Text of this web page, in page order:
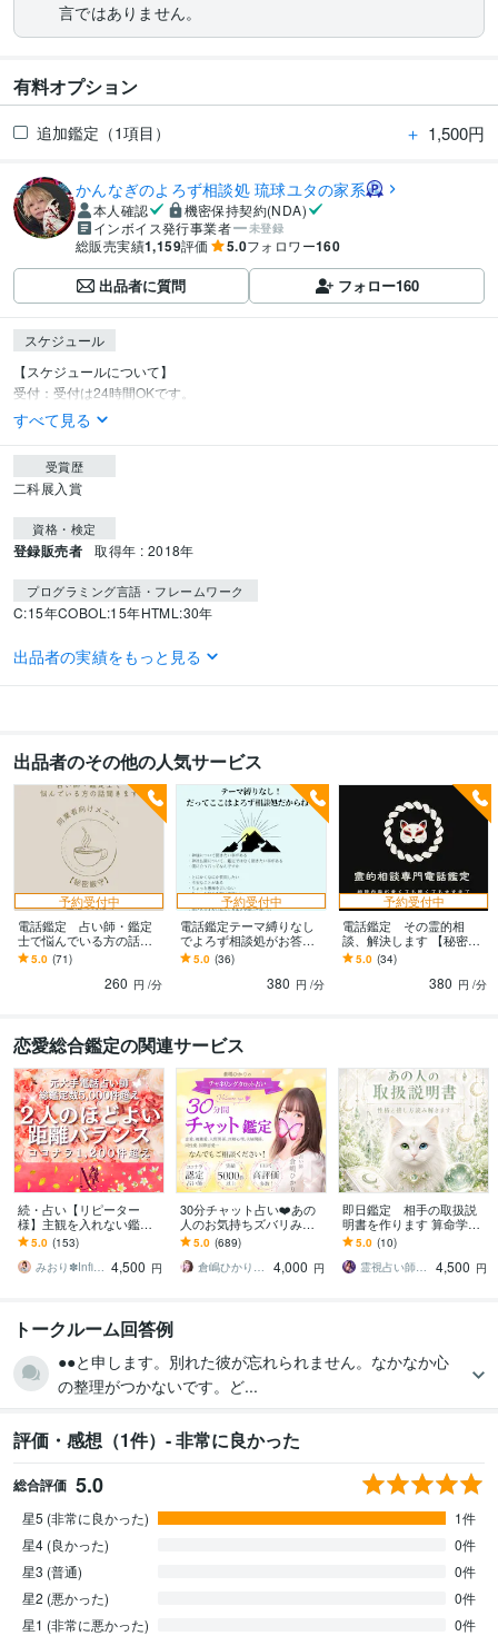
言ではありません。
有料オプション
追加鑑定（1項目） ＋ 1,500円
かんなぎのよろず相談処 琉球ユタの家系
本人確認
機密保持契約(NDA)
インボイス発行事業者
未登録
総販売実績1,159評価 5.0フォロワー160
出品者に質問 フォロー160
スケジュール
【スケジュールについて】
受付：受付は24時間OKです。
すべて見る
受賞歴
二科展入賞
資格・検定
登録販売者 取得年 : 2018年
プログラミング言語・フレームワーク
C:15年COBOL:15年HTML:30年
得意分野
個人
語学力
日常会話レベル
出品者の実績をもっと見る
出品者のその他の人気サービス
予約受付中
電話鑑定 占い師・鑑定
士で悩んでいる方の話聞
きます 【秘密厳守】悩み
相談や鑑定・考え方のア
ドバイス等なんでも
5.0 (71)
260 円 /分
予約受付中
電話鑑定テーマ縛りなし
でよろず相談処がお答え
します どの鑑定メニュー
にも当てはまらない、で
も聞きたい、そんな方へ
5.0 (36)
380 円 /分
予約受付中
電話鑑定 その霊的相
談、解決します 【秘密厳
守】その不安・お悩み・
気になる事、解決します
5.0 (34)
380 円 /分
恋愛総合鑑定の関連サービス
続・占い【リピーター
様】主観を入れない鑑定
します 【2人の進展具合・
相手真意】複雑愛/復縁/片
想い/修復/離婚
5.0 (153)
みおり✽Infinity8✽ 4,500 円
30分チャット占い❤️あの
人のお気持ちズバリみま
す 実績5000件‼️複雑愛あ
の人彼の気持ちチャネリ
ングタロット
5.0 (689)
倉嶋ひかり♡複雑愛あの人の本音と幸せの道
4,000 円
即日鑑定 相手の取扱説
明書を作ります 算命学・
四柱推命・西洋占星術か
ら一つ選べます
5.0 (10)
霊視占い師 まる
4,500 円
トークルーム回答例
●●と申します。別れた彼が忘れられません。なかなか心
の整理がつかないです。ど...
評価・感想（1件）- 非常に良かった
総合評価 5.0
星5 (非常に良かった)
1件
星4 (良かった)
0件
星3 (普通)
0件
星2 (悪かった)
0件
星1 (非常に悪かった)
0件